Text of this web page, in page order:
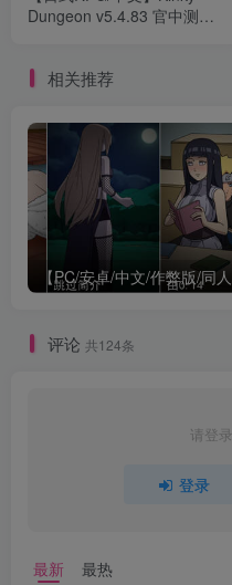
Dungeon v5.4.83 官中测试
相关推荐
评论 共124条
请登
登录
最新 最热